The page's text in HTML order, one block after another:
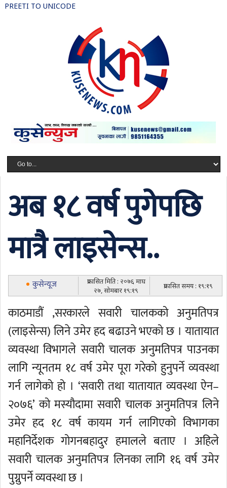
PREETI TO UNICODE
अब १८ वर्ष पुगेपछि
मात्रै लाइसेन्स..
कुसेन्यूज
प्रकासित मिति : २०७६ माघ
२७, सोमबार १९:१९
प्रकासित समय : १९:१९
काठमाडौं ,सरकारले सवारी चालकको अनुमतिपत्र
(लाइसेन्स) लिने उमेर हद बढाउने भएको छ । यातायात
व्यवस्था विभागले सवारी चालक अनुमतिपत्र पाउनका
लागि न्यूनतम १८ वर्ष उमेर पूरा गरेको हुनुपर्ने व्यवस्था
गर्न लागेको हो । ‘सवारी तथा यातायात व्यवस्था ऐन–
२०७६’ को मस्यौदामा सवारी चालक अनुमतिपत्र लिने
उमेर हद १८ वर्ष कायम गर्न लागिएको विभागका
महानिर्देशक गोगनबहादुर हमालले बताए । अहिले
सवारी चालक अनुमतिपत्र लिनका लागि १६ वर्ष उमेर
पुग्नुपर्ने व्यवस्था छ ।